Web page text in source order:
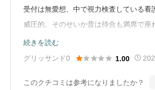
受付は無愛想、中で視力検査している看
威圧的。そのせいか昔は待合も満席で座
っていたが今はガラガラ。コンタクトレ
で注文していたのに、いざ取りに行くと
ズ研究所は人員削減のためか無人になり
続きを読む
グリッサンド0
 1.00
このクチコミは参考になりましたか？